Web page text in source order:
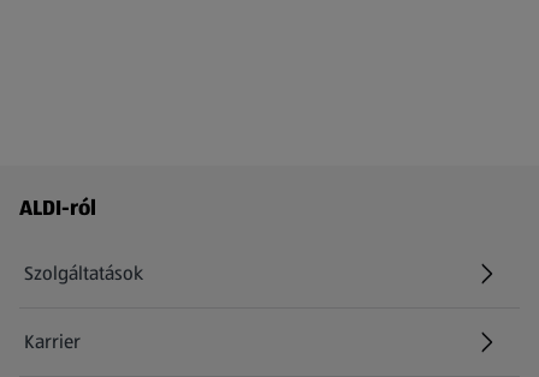
Láblécmenü - további linkek
ALDI-ról
Szolgáltatások
Karrier
(új oldalon nyílik meg)